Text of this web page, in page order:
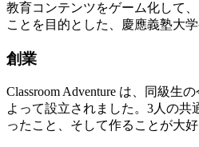
教育コンテンツをゲーム化して
ことを目的とした、慶應義塾大学
創業
Classroom Adventure は、同級生
よって設立されました。3人の共
ったこと、そして作ることが大好